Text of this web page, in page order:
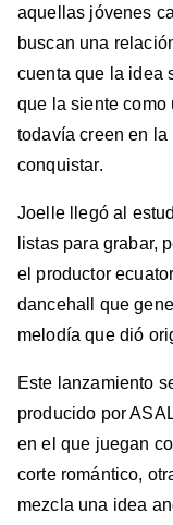
aquellas jóvenes
buscan una
cuenta que la idea
que la siente como
todavía creen en
conquistar.
Joelle llegó al
listas para grabar,
el productor
dancehall que
melodía que dió
Este lanzamiento
producido por
en el que juegan
corte romántico,
mezcla una idea